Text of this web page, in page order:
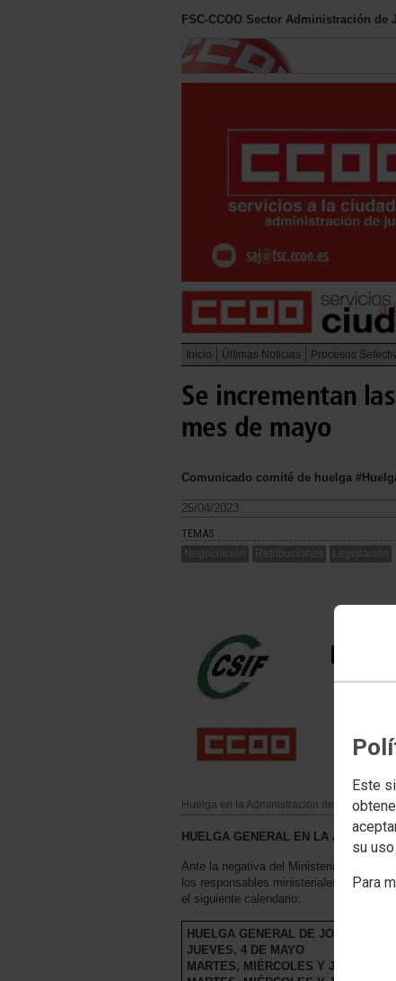
Este
su
Para
FSC-CCOO Sector Administración de
Inicio Últimas Noticias Procesos
Se incrementan
mes de mayo
Comunicado comité de huelga
25/04/2023.
TEMAS
Negociación Retribuciones Legislación
Huelga en la Administración de Justicia
HUELGA GENERAL EN LA
Ante la negativa del Ministerio a traer
los responsables ministeriales, los
el siguiente calendario:
HUELGA GENERAL DE JORNADA
JUEVES, 4 DE MAYO
MARTES, MIÉRCOLES Y JUEVES, 9,